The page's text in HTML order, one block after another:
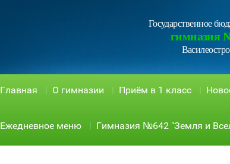
Государственное
гимназия
Главная О гимназии Приём в 1 класс
Ежедневное меню Гимназия №642 "Земля и